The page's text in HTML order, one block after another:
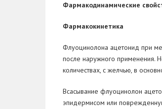
Фармакодинамические
Фармакокинетика
Флуоцинолона ацетонид при
после наружного применения.
количествах, с желчью, в
Всасывание флуоцинолон
эпидермисом или